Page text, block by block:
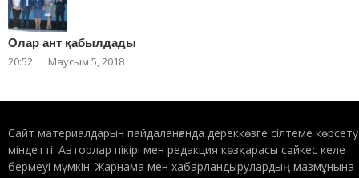
Олар ант қабылдады
20:52 Маусым 5, 2018
Сайт материалдарын пайдаланғанда дереккөзге сілтеме көрсету
міндетті. Авторлар пікірі мен редакция көзқарасы сәйкес келе
бермеуі мүмкін. Жарнама мен хабарландырулардың мазмұнына